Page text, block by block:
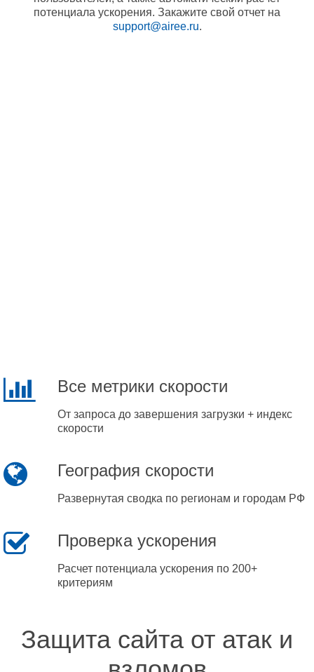
потенциала ускорения. Закажите свой отчет на
support@airee.ru.
Все метрики скорости
От запроса до завершения загрузки + индекс
скорости
География скорости
Развернутая сводка по регионам и городам РФ
Проверка ускорения
Расчет потенциала ускорения по 200+
критериям
Защита сайта от атак и